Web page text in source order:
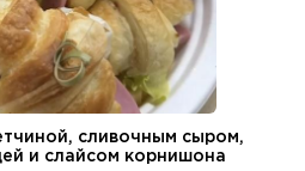
сливочным сыром,
и слайсом корнишона